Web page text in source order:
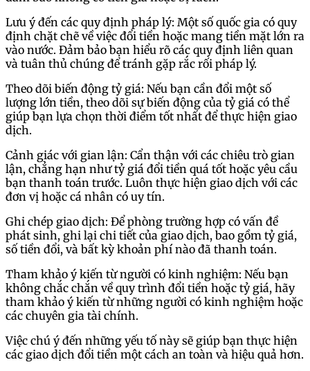
Lưu ý đến các quy định pháp lý: Một số quốc gia có quy
định chặt chẽ về việc đổi tiền hoặc mang tiền mặt lớn ra
vào nước. Đảm bảo bạn hiểu rõ các quy định liên quan
và tuân thủ chúng để tránh gặp rắc rối pháp lý.
Theo dõi biến động tỷ giá: Nếu bạn cần đổi một số
lượng lớn tiền, theo dõi sự biến động của tỷ giá có thể
giúp bạn lựa chọn thời điểm tốt nhất để thực hiện giao
dịch.
Cảnh giác với gian lận: Cẩn thận với các chiêu trò gian
lận, chẳng hạn như tỷ giá đổi tiền quá tốt hoặc yêu cầu
bạn thanh toán trước. Luôn thực hiện giao dịch với các
đơn vị hoặc cá nhân có uy tín.
Ghi chép giao dịch: Để phòng trường hợp có vấn đề
phát sinh, ghi lại chi tiết của giao dịch, bao gồm tỷ giá,
số tiền đổi, và bất kỳ khoản phí nào đã thanh toán.
Tham khảo ý kiến từ người có kinh nghiệm: Nếu bạn
không chắc chắn về quy trình đổi tiền hoặc tỷ giá, hãy
tham khảo ý kiến từ những người có kinh nghiệm hoặc
các chuyên gia tài chính.
Việc chú ý đến những yếu tố này sẽ giúp bạn thực hiện
các giao dịch đổi tiền một cách an toàn và hiệu quả hơn.